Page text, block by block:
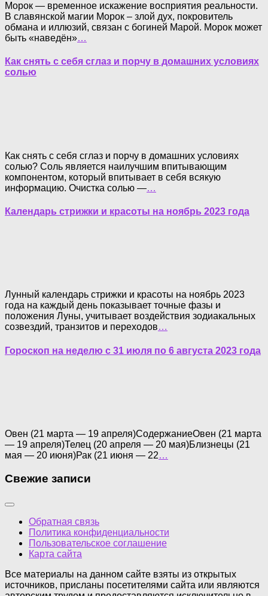
Морок — временное искажение восприятия реальности.
В славянской магии Морок – злой дух, покровитель
обмана и иллюзий, связан с богиней Марой. Морок может
быть «наведён»…
Как снять с себя сглаз и порчу в домашних условиях
солью
Как снять с себя сглаз и порчу в домашних условиях
солью? Соль является наилучшим впитывающим
компонентом, который впитывает в себя всякую
информацию. Очистка солью —…
Календарь стрижки и красоты на ноябрь 2023 года
Лунный календарь стрижки и красоты на ноябрь 2023
года на каждый день показывает точные фазы и
положения Луны, учитывает воздействия зодиакальных
созвездий, транзитов и переходов…
Гороскоп на неделю с 31 июля по 6 августа 2023 года
Овен (21 марта — 19 апреля)СодержаниеОвен (21 марта
— 19 апреля)Телец (20 апреля — 20 мая)Близнецы (21
мая — 20 июня)Рак (21 июня — 22…
Свежие записи
Обратная связь
Политика конфиденциальности
Пользовательское соглашение
Карта сайта
Все материалы на данном сайте взяты из открытых
источников, присланы посетителями сайта или являются